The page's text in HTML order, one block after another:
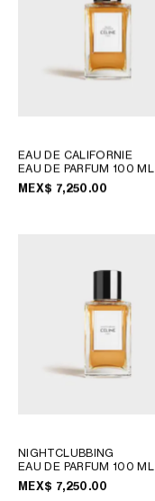
EAU DE CALIFORNIE
EAU DE PARFUM 100 ML
MEX$ 7,250.00
NIGHTCLUBBING
EAU DE PARFUM 100 ML
MEX$ 7,250.00